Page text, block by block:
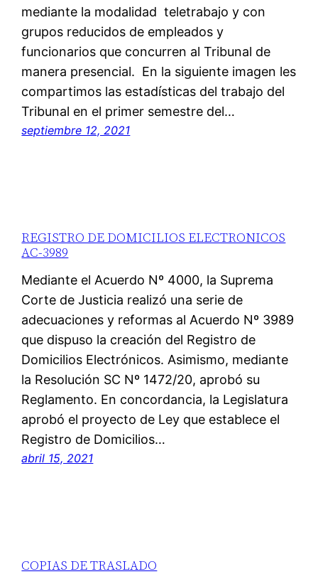
mediante la modalidad teletrabajo y con
grupos reducidos de empleados y
funcionarios que concurren al Tribunal de
manera presencial. En la siguiente imagen les
compartimos las estadísticas del trabajo del
Tribunal en el primer semestre del…
septiembre 12, 2021
REGISTRO DE DOMICILIOS ELECTRONICOS
AC-3989
Mediante el Acuerdo Nº 4000, la Suprema
Corte de Justicia realizó una serie de
adecuaciones y reformas al Acuerdo Nº 3989
que dispuso la creación del Registro de
Domicilios Electrónicos. Asimismo, mediante
la Resolución SC Nº 1472/20, aprobó su
Reglamento. En concordancia, la Legislatura
aprobó el proyecto de Ley que establece el
Registro de Domicilios…
abril 15, 2021
COPIAS DE TRASLADO